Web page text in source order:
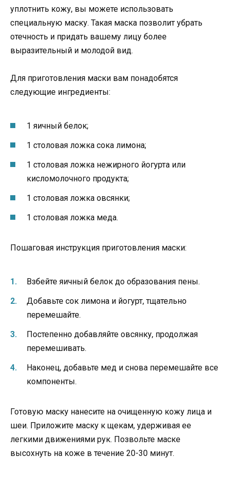
уплотнить кожу, вы можете использовать
специальную маску. Такая маска позволит убрать
отечность и придать вашему лицу более
выразительный и молодой вид.
Для приготовления маски вам понадобятся
следующие ингредиенты:
1 яичный белок;
1 столовая ложка сока лимона;
1 столовая ложка нежирного йогурта или
кисломолочного продукта;
1 столовая ложка овсянки;
1 столовая ложка меда.
Пошаговая инструкция приготовления маски:
Взбейте яичный белок до образования пены.
Добавьте сок лимона и йогурт, тщательно
перемешайте.
Постепенно добавляйте овсянку, продолжая
перемешивать.
Наконец, добавьте мед и снова перемешайте все
компоненты.
Готовую маску нанесите на очищенную кожу лица и
шеи. Приложите маску к щекам, удерживая ее
легкими движениями рук. Позвольте маске
высохнуть на коже в течение 20-30 минут.